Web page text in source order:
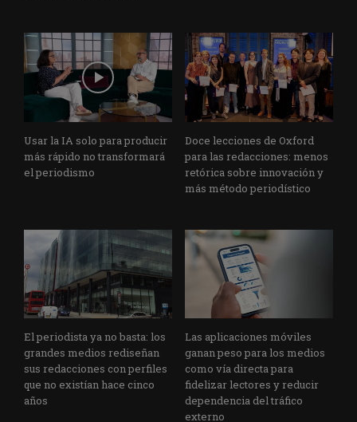
Usar la IA solo para producir
más rápido no transformará
el periodismo
Doce lecciones de Oxford
para las redacciones: menos
retórica sobre innovación y
más método periodístico
El periodista ya no basta: los
grandes medios rediseñan
sus redacciones con perfiles
que no existían hace cinco
años
Las aplicaciones móviles
ganan peso para los medios
como vía directa para
fidelizar lectores y reducir
dependencia del tráfico
externo